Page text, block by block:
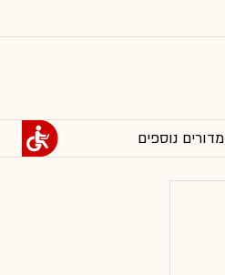
מדורים נוספים